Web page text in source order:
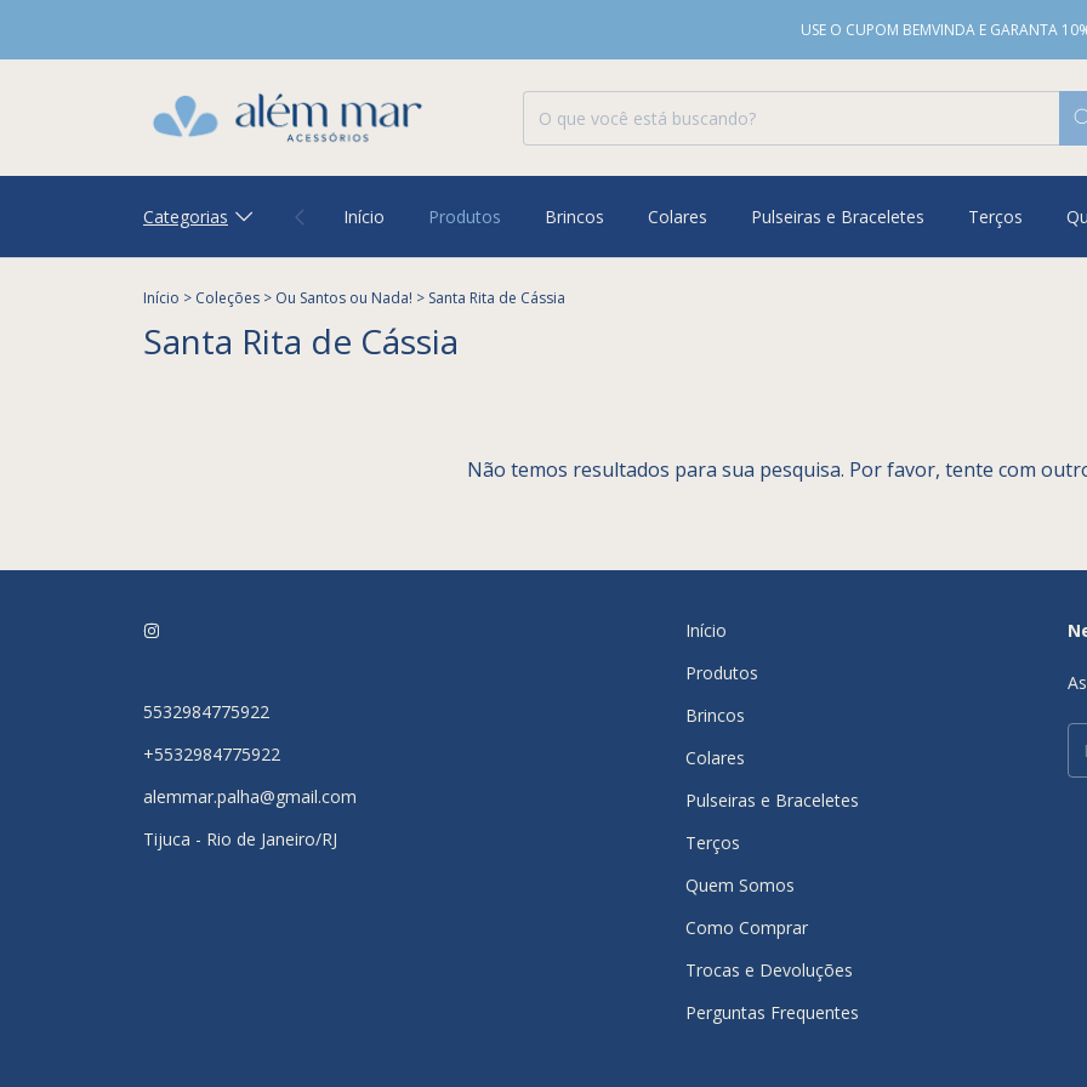
USE O CUPOM BEMVINDA E GARANTA
Categorias Início Produtos Brincos Colares Pulseiras e Braceletes Terços
Início > Coleções > Ou Santos ou Nada! > Santa Rita de Cássia
Santa Rita de Cássia
Não temos resultados para sua pesquisa. Por favor, tente com
5532984775922
+5532984775922
alemmar.palha@gmail.com
Tijuca - Rio de Janeiro/RJ
Início
Produtos
Brincos
Colares
Pulseiras e Braceletes
Terços
Quem Somos
Como Comprar
Trocas e Devoluções
Perguntas Frequentes